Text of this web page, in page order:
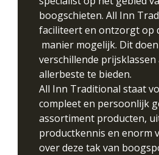
boogschieten. All Inn
faciliteert en ontzorgt op
manier mogelijk. Dit
verschillende
allerbeste te bieden.
All Inn Traditional staat
compleet en persoonlijk
assortiment producten,
productkennis en enorm
over deze tak van